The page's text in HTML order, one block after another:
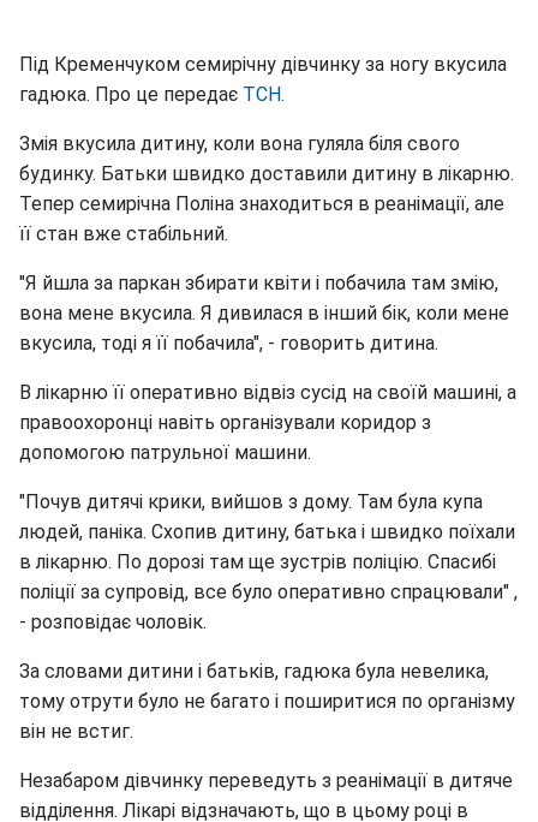
Під Кременчуком семирічну дівчинку за ногу вкусила
гадюка. Про це передає ТСН.
Змія вкусила дитину, коли вона гуляла біля свого
будинку. Батьки швидко доставили дитину в лікарню.
Тепер семирічна Поліна знаходиться в реанімації, але
її стан вже стабільний.
"Я йшла за паркан збирати квіти і побачила там змію,
вона мене вкусила. Я дивилася в інший бік, коли мене
вкусила, тоді я її побачила", - говорить дитина.
В лікарню її оперативно відвіз сусід на своїй машині, а
правоохоронці навіть організували коридор з
допомогою патрульної машини.
"Почув дитячі крики, вийшов з дому. Там була купа
людей, паніка. Схопив дитину, батька і швидко поїхали
в лікарню. По дорозі там ще зустрів поліцію. Спасибі
поліції за супровід, все було оперативно спрацювали" ,
- розповідає чоловік.
За словами дитини і батьків, гадюка була невелика,
тому отрути було не багато і поширитися по організму
він не встиг.
Незабаром дівчинку переведуть з реанімації в дитяче
відділення. Лікарі відзначають, що в цьому році в